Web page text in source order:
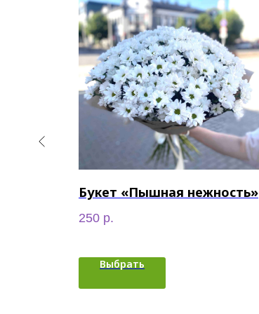
Букет «Пышная нежность»
250 р.
Выбрать